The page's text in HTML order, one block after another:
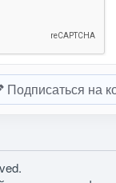
Подписаться на